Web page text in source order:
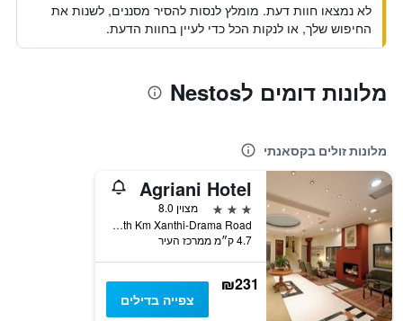
לא נמצאו חוות דעת. מומלץ לנסות להסיר מסננים, לשנות את
החיפוש שלך, או לנקות הכל כדי לעיין בחוות הדעת.
מלונות דומים לNestos
מלונות זולים בקסאנתי
Agriani Hotel
3 כוכבים
מצוין 8.0
4th Km Xanthi-Drama Road, קסאנתי, יוון
4.7 ק״מ ממרכז העיר
₪231
צפייה בדילים